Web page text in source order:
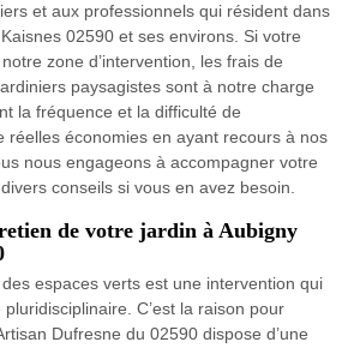
et aux professionnels qui résident dans
02590 et ses environs. Si votre
zone d’intervention, les frais de
paysagistes sont à notre charge
la fréquence et la difficulté de
réelles économies en ayant recours à nos
nous engageons à accompagner votre
conseils si vous en avez besoin.
de votre jardin à Aubigny
des espaces verts est une intervention qui
C’est la raison pour
Dufresne du 02590 dispose d’une